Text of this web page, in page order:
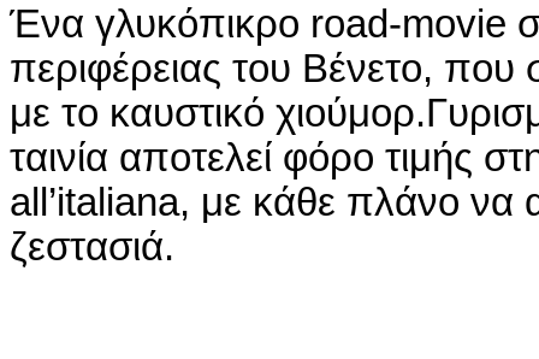
Ένα γλυκόπικρο road‑movie
περιφέρειας του Βένετο, που
με το καυστικό
ταινία αποτελεί φόρο τιμής
all’italiana, με κάθε πλάνο να
ζεστασιά.